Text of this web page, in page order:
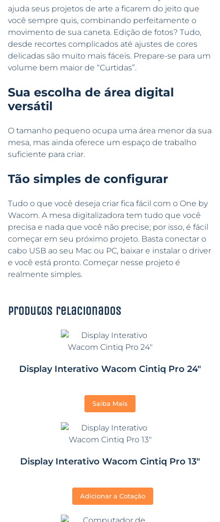
ajuda seus projetos de arte a ficarem do jeito que
você sempre quis, combinando perfeitamente o
movimento de sua caneta. Edição de fotos? Tudo,
desde recortes complicados até ajustes de cores
delicadas são muito mais fáceis. Prepare-se para um
volume bem maior de “Curtidas”.
Sua escolha de área digital
versátil
O tamanho pequeno ocupa uma área menor da sua
mesa, mas ainda oferece um espaço de trabalho
suficiente para criar.
Tão simples de configurar
Tudo o que você deseja criar fica fácil com o One by
Wacom. A mesa digitalizadora tem tudo que você
precisa e nada que você não precise; por isso, é fácil
começar em seu próximo projeto. Basta conectar o
cabo USB ao seu Mac ou PC, baixar e instalar o driver
e você está pronto. Começar nesse projeto é
realmente simples.
Produtos relacionados
Display Interativo Wacom Cintiq Pro 24″
Saiba Mais
Display Interativo Wacom Cintiq Pro 13″
Adicionar a Cotação